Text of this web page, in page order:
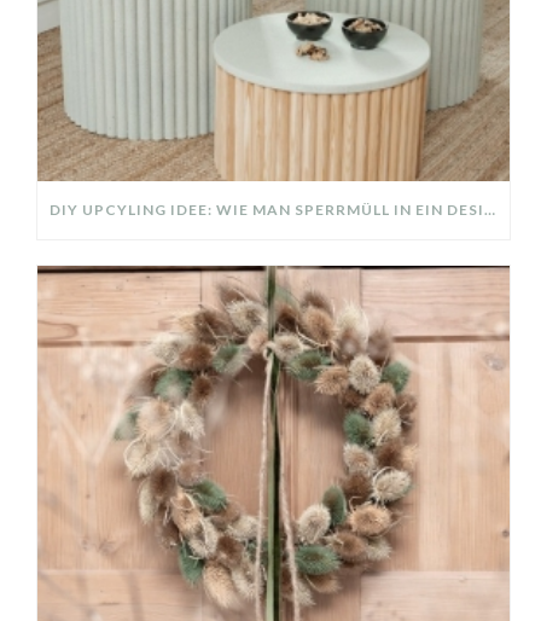
DIY UPCYLING IDEE: WIE MAN SPERRMÜLL IN EIN DESIGNER TEIL VERWANDELT